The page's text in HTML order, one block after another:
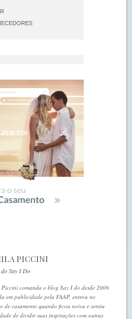
PICCINI
Say I Do
comanda o blog Say I do desde 2009.
em publicidade pela FAAP, entrou no
de casamento quando ficou noiva e sentiu
de dividir suas inspirações com outras